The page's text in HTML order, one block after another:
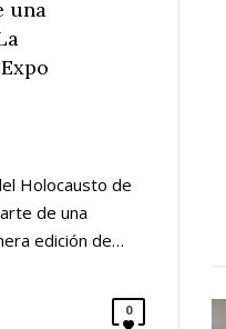
una
Holocausto de
de una
edición de…
0